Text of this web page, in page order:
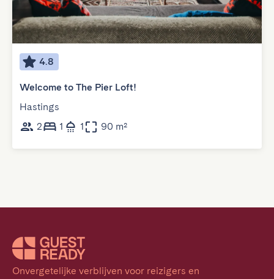
4.8
Welcome to The Pier Loft!
Hastings
2
1 1 90 m²
Onvergetelijke verblijven voor reizigers en